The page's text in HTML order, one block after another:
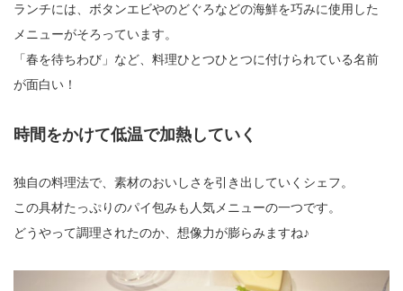
ランチには、ボタンエビやのどぐろなどの海鮮を巧みに使用した
メニューがそろっています。
「春を待ちわび」など、料理ひとつひとつに付けられている名前
が面白い！
時間をかけて低温で加熱していく
独自の料理法で、素材のおいしさを引き出していくシェフ。
この具材たっぷりのパイ包みも人気メニューの一つです。
どうやって調理されたのか、想像力が膨らみますね♪